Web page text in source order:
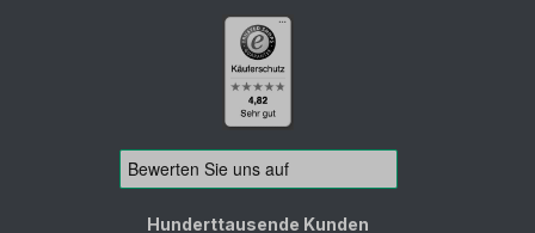
Hunderttausende Kunden